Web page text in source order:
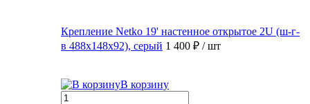
Крепление Netko 19' настенное открытое 2U (ш-г-
в 488х148х92), серый 1 400 ₽ / шт
В корзину